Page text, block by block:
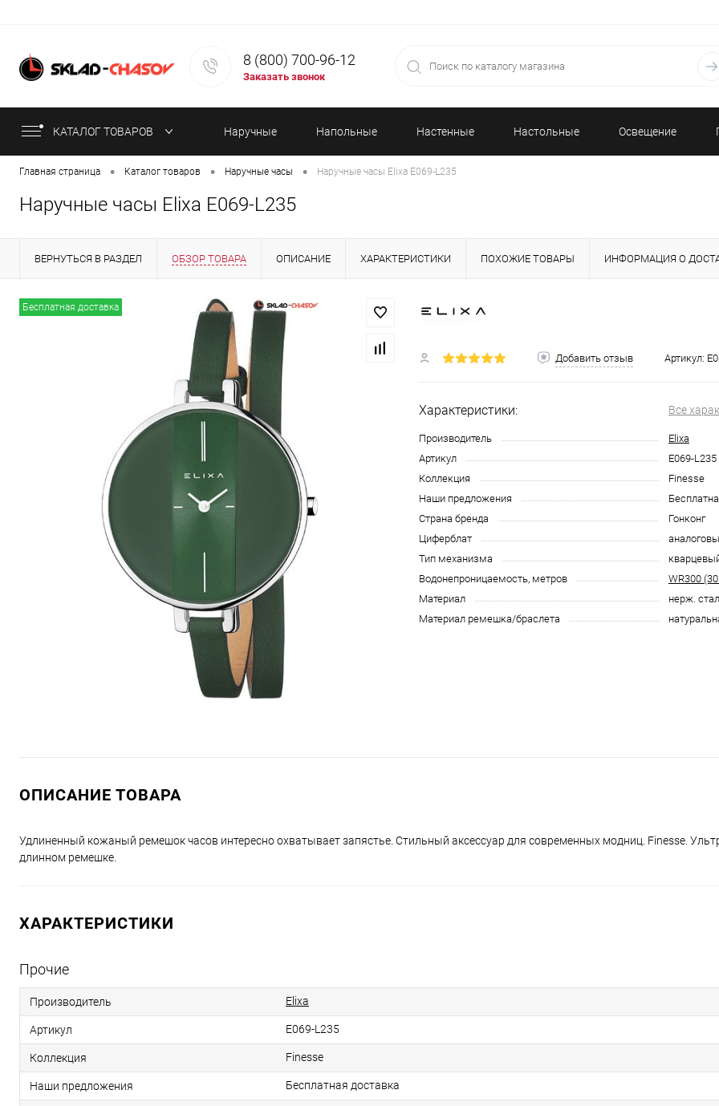
8 (800) 700-96-12
Заказать звонок
КАТАЛОГ ТОВАРОВ Наручные
часы
Напольные
часы
Настенные Настольные Освещение
Главная страница • Каталог товаров • Наручные часы • Наручные часы Elixa E069-L235
Наручные часы Elixa E069-L235
ВЕРНУТЬСЯ В РАЗДЕЛ ОБЗОР ТОВАРА ОПИСАНИЕ ХАРАКТЕРИСТИКИ ПОХОЖИЕ ТОВАРЫ ИНФОРМАЦИЯ О
ИНФОРМАЦИЯ ОБ ОПЛАТЕ СТАТЬИ
Бесплатная доставка
Добавить отзыв Артикул:
Характеристики: Все
Производитель
Elixa
Артикул
E069-L235
Коллекция
Finesse
Наши предложения
Страна бренда
Гонконг
Циферблат
Тип механизма
Водонепроницаемость, метров
WR300
Материал
нерж.
Материал ремешка/браслета
ОПИСАНИЕ ТОВАРА
Удлиненный кожаный ремешок часов интересно охватывает запястье. Стильный аксессуар для современных модниц. Finesse.
длинном ремешке.
ХАРАКТЕРИСТИКИ
Прочие
Производитель Elixa
Артикул E069-L235
Коллекция Finesse
Наши предложения Бесплатная доставка